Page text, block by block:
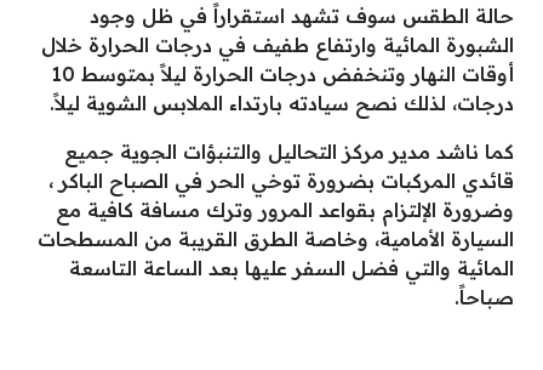
حالة الطقس سوف تشهد استقراراً في ظل وجود
الشبورة المائية وارتفاع طفيف في درجات الحرارة خلال
أوقات النهار وتنخفض درجات الحرارة ليلاً بمتوسط 10
درجات، لذلك نصح سيادته بارتداء الملابس الشوية ليلاً.
كما ناشد مدير مركز التحاليل والتنبؤات الجوية جميع
قائدي المركبات بضرورة توخي الحر في الصباح الباكر ،
وضرورة الإلتزام بقواعد المرور وترك مسافة كافية مع
السيارة الأمامية، وخاصة الطرق القريبة من المسطحات
المائية والتي فضل السفر عليها بعد الساعة التاسعة
صباحاً.